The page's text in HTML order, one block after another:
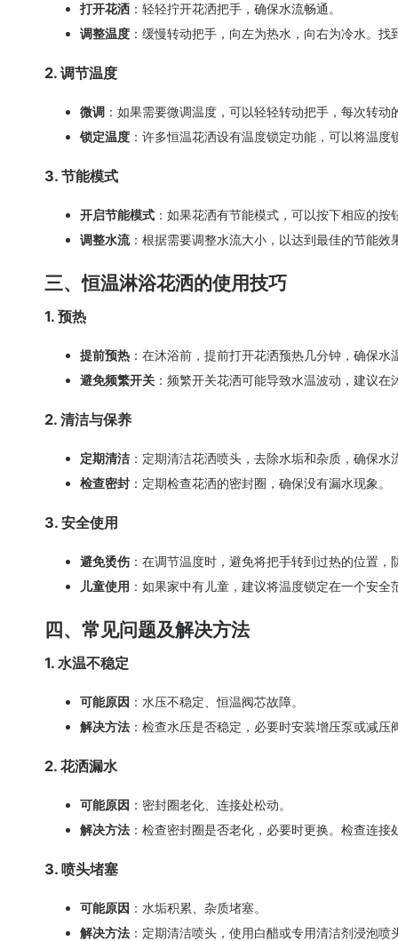
打开花洒 ：轻轻拧开花洒把手，确保水流畅通。
调整温度 ：缓慢转动把手，向左为热水，向右为冷水。
2. 调节温度
微调 ：如果需要微调温度，可以轻轻转动把手，每次转动
锁定温度 ：许多恒温花洒设有温度锁定功能，可以将温
3. 节能模式
开启节能模式 ：如果花洒有节能模式，可以按下相应的
调整水流：根据需要调整水流大小，以达到最佳的节能效
三、恒温淋浴花洒的使用技巧
1. 预热
提前预热 ：在沐浴前，提前打开花洒预热几分钟，确保水
避免频繁开关 ：频繁开关花洒可能导致水温波动，建议
2. 清洁与保养
定期清洁 ：定期清洁花洒喷头，去除水垢和杂质，确保水
检查密封 ：定期检查花洒的密封圈，确保没有漏水现象。
3. 安全使用
避免烫伤 ：在调节温度时，避免将把手转到过热的位置，
儿童使用 ：如果家中有儿童，建议将温度锁定在一个安全
四、常见问题及解决方法
1. 水温不稳定
可能原因 ：水压不稳定、恒温阀芯故障。
解决方法 ：检查水压是否稳定，必要时安装增压泵或减
2. 花洒漏水
可能原因 ：密封圈老化、连接处松动。
解决方法 ：检查密封圈是否老化，必要时更换。检查连
3. 喷头堵塞
可能原因 ：水垢积累、杂质堵塞。
解决方法 ：定期清洁喷头，使用白醋或专用清洁剂浸泡喷